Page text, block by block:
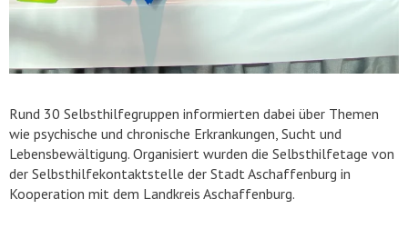
Rund 30 Selbsthilfegruppen informierten dabei über Themen
wie psychische und chronische Erkrankungen, Sucht und
Lebensbewältigung. Organisiert wurden die Selbsthilfetage von
der Selbsthilfekontaktstelle der Stadt Aschaffenburg in
Kooperation mit dem Landkreis Aschaffenburg.